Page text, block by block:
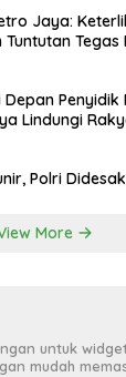
Jaya:
Tegas
Lindungi
Polri
More
untuk
mudah